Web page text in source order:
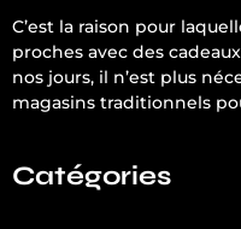
C’est la raison pour
proches avec des
nos jours, il n’est plus
magasins traditionnels
Catégories